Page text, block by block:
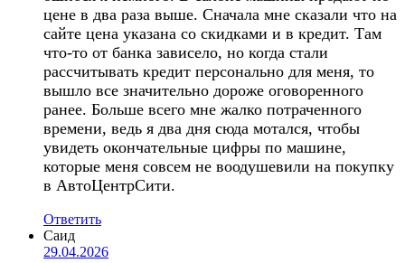
цене в два раза выше. Сначала мне сказали что на
сайте цена указана со скидками и в кредит. Там
что-то от банка зависело, но когда стали
рассчитывать кредит персонально для меня, то
вышло все значительно дороже оговоренного
ранее. Больше всего мне жалко потраченного
времени, ведь я два дня сюда мотался, чтобы
увидеть окончательные цифры по машине,
которые меня совсем не воодушевили на покупку
в АвтоЦентрСити.
Ответить
Саид
29.04.2026